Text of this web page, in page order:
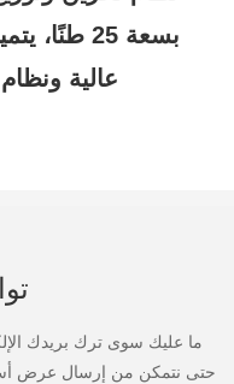
ما عليك سوى ترك بريدك
حتى نتمكن من إرسال عرض